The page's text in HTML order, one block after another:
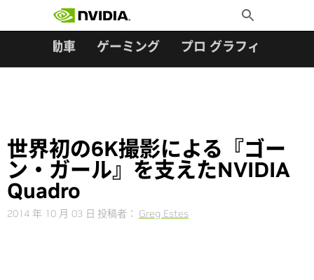
Toggle
Search
自動車 ゲーミング プロ グラフィックス
世界初の6K撮影による『ゴー
ン・ガール』を支えたNVIDIA
Quadro
2014 年 10 月 03 日 投稿者： Greg Estes